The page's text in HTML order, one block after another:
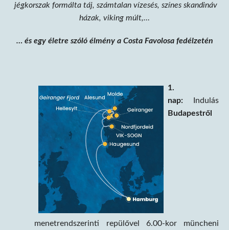
jégkorszak formálta táj, számtalan vízesés, színes skandináv
házak, viking múlt,…
… és egy életre szóló élmény a Costa Favolosa fedélzetén
1.
nap: Indulás
Budapestről
menetrendszerinti repülővel 6.00-kor müncheni